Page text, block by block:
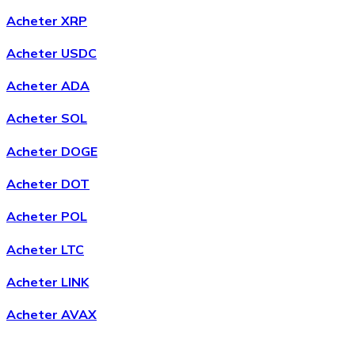
Acheter XRP
Acheter USDC
Acheter ADA
Acheter SOL
Acheter DOGE
Acheter DOT
Acheter POL
Acheter LTC
Acheter LINK
Acheter AVAX